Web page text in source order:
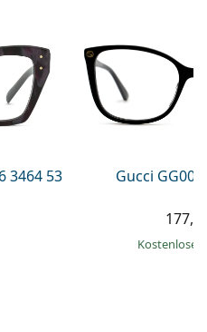
3464 53 Gucci
Kostenloser